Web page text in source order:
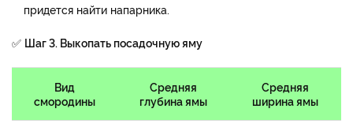
придется найти напарника.
✅ Шаг 3. Выкопать посадочную яму
Вид
смородины
Средняя
глубина ямы
Средняя
ширина ямы